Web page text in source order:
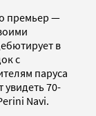
премьер —
в
с
паруса
70-
Navi.